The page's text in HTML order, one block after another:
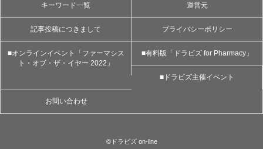
キーワード一覧 運営元
記事投稿につきまして プライバシーポリシー
■オンラインイベント「ファーマシス
ト・オブ・ザ・イヤー 2022」
■有料版「ドラビズ for Pharmacy」
■ドラビズ主催イベント
お問い合わせ
©ドラビズ on-line